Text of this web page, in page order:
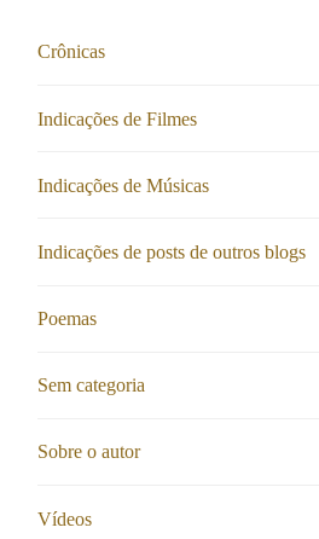
Crônicas
Indicações de Filmes
Indicações de Músicas
Indicações de posts de outros blogs
Poemas
Sem categoria
Sobre o autor
Vídeos